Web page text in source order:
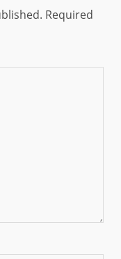
Required